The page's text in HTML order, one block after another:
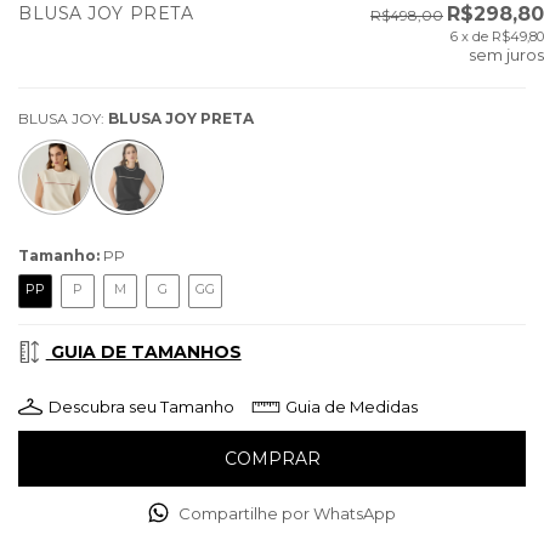
BLUSA JOY PRETA R$498,00 R$298,80
6 x de R$49,80
sem juros
BLUSA JOY: BLUSA JOY PRETA
Tamanho: PP
PP P M G GG
GUIA DE TAMANHOS
Descubra seu Tamanho Guia de Medidas
Compartilhe por WhatsApp